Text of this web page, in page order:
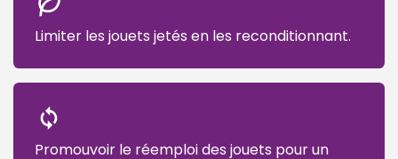
Limiter les jouets jetés en les reconditionnant.
Promouvoir le réemploi des jouets pour un